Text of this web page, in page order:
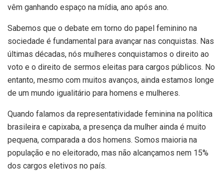
vêm ganhando espaço na mídia, ano após ano.
Sabemos que o debate em torno do papel feminino na
sociedade é fundamental para avançar nas conquistas. Nas
últimas décadas, nós mulheres conquistamos o direito ao
voto e o direito de sermos eleitas para cargos públicos. No
entanto, mesmo com muitos avanços, ainda estamos longe
de um mundo igualitário para homens e mulheres.
Quando falamos da representatividade feminina na política
brasileira e capixaba, a presença da mulher ainda é muito
pequena, comparada a dos homens. Somos maioria na
população e no eleitorado, mas não alcançamos nem 15%
dos cargos eletivos no país.